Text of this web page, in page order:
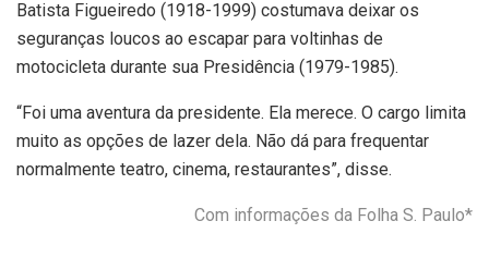
Batista Figueiredo (1918-1999) costumava deixar os
seguranças loucos ao escapar para voltinhas de
motocicleta durante sua Presidência (1979-1985).
“Foi uma aventura da presidente. Ela merece. O cargo limita
muito as opções de lazer dela. Não dá para frequentar
normalmente teatro, cinema, restaurantes”, disse.
Com informações da Folha S. Paulo*